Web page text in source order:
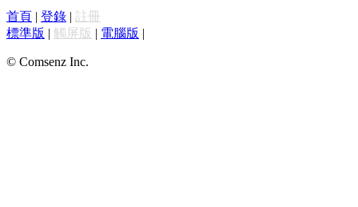
首頁 | 登錄 | 註冊
標準版 | 觸屏版 | 電腦版 |
© Comsenz Inc.